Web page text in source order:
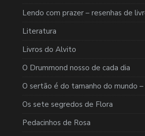
Lendo com prazer – resenhas de
Literatura
Livros do Alvito
O Drummond nosso de cada dia
O sertão é do tamanho do mundo
Os sete segredos de Flora
Pedacinhos de Rosa